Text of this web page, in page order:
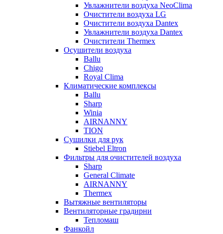
Увлажнители воздуха NeoClima
Очистители воздуха LG
Очистители воздуха Dantex
Увлажнители воздуха Dantex
Очистители Thermex
Осушители воздуха
Ballu
Chigo
Royal Clima
Климатические комплексы
Ballu
Sharp
Winia
AIRNANNY
TION
Сушилки для рук
Stiebel Eltron
Фильтры для очистителей воздуха
Sharp
General Climate
AIRNANNY
Thermex
Вытяжные вентиляторы
Вентиляторные градирни
Тепломаш
Фанкойл